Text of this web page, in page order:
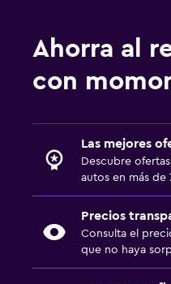
Ahorra al
con
Las mejores
Descubre
autos en más
Precios
Consulta el
que no haya